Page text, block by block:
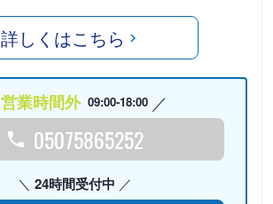
詳しくはこちら
営業時間外 09:00-18:00
05075865252
24時間受付中